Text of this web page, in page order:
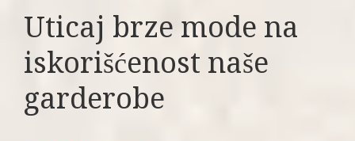
Uticaj brze mode na
iskorišćenost naše
garderobe